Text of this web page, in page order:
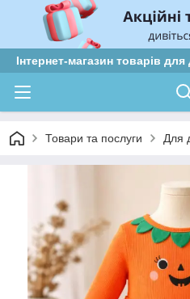
Інтернет-магазин товарів для
Товари та послуги Для